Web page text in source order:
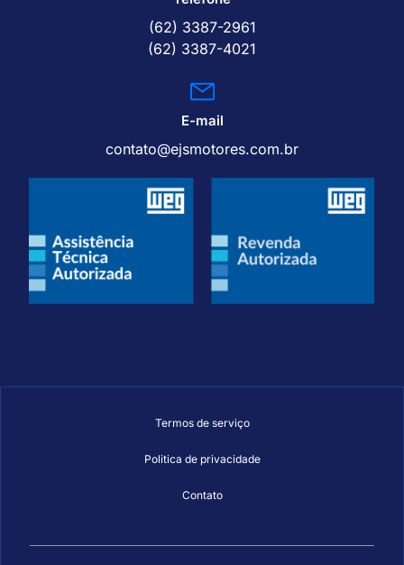
(62) 3387-2961
(62) 3387-4021
E-mail
contato@ejsmotores.com.br
Termos de serviço
Politica de privacidade
Contato